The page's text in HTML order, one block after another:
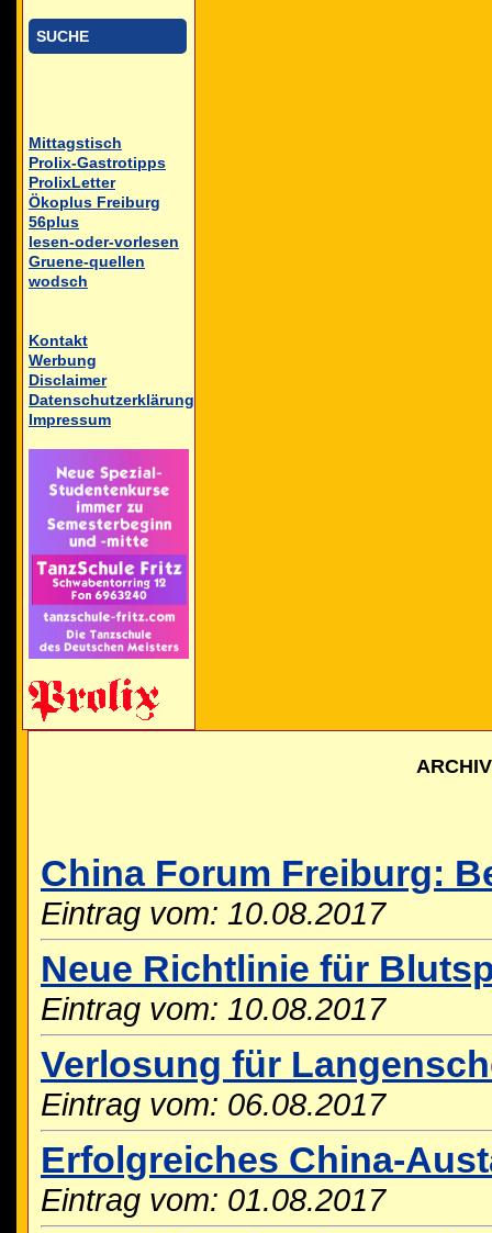
SUCHE
Mittagstisch
Prolix-Gastrotipps
ProlixLetter
Ökoplus Freiburg
56plus
lesen-oder-vorlesen
Gruene-quellen
wodsch
Kontakt
Werbung
Disclaimer
Datenschutzerklärung
Impressum
ARCHIV
China Forum Freiburg:
Eintrag vom: 10.08.2017
Neue Richtlinie für
Eintrag vom: 10.08.2017
Verlosung für
Eintrag vom: 06.08.2017
Erfolgreiches China-
Eintrag vom: 01.08.2017